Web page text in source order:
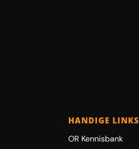
HANDIGE LINKS
OR Kennisbank